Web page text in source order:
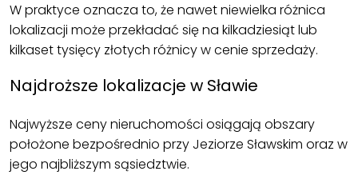
W praktyce oznacza to, że nawet niewielka różnica
lokalizacji może przekładać się na kilkadziesiąt lub
kilkaset tysięcy złotych różnicy w cenie sprzedaży.
Najdroższe lokalizacje w Sławie
Najwyższe ceny nieruchomości osiągają obszary
położone bezpośrednio przy Jeziorze Sławskim oraz w
jego najbliższym sąsiedztwie.